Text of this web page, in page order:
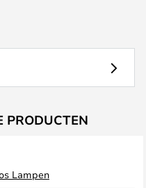
PRODUCTEN
Lampen